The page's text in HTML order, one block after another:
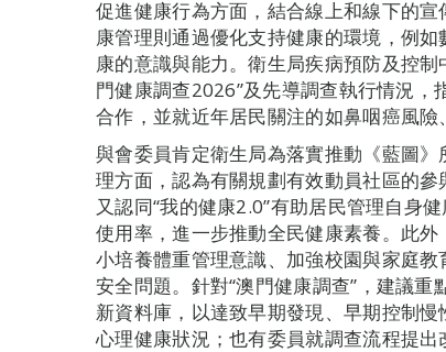
促進健康行為方面，結合線上和線下的
康管理則通過優化支持健康的環境，例
康的意識與能力。衛生局疾病預防及控
門健康調查2026”及先導調查執行情況
合作，並就近年居民關注的如鼻咽癌風險
與會委員肯定衛生局為落實推動《藍圖
理方面，認為有關規劃有效動員社區的
又認同“我的健康2.0”有助居民管理自身
使用率，進一步推動全民健康素養。此
小培養體重管理意識、加強校園與家庭
安全問題。針對“澳門健康調查”，建議
新資料庫，以達致早期發現、早期控制
心理健康狀況；也有委員就調查流程提出